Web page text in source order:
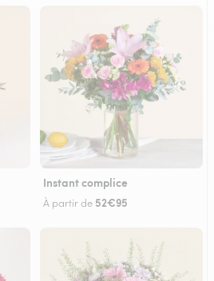
Instant complice
À partir de 52€95